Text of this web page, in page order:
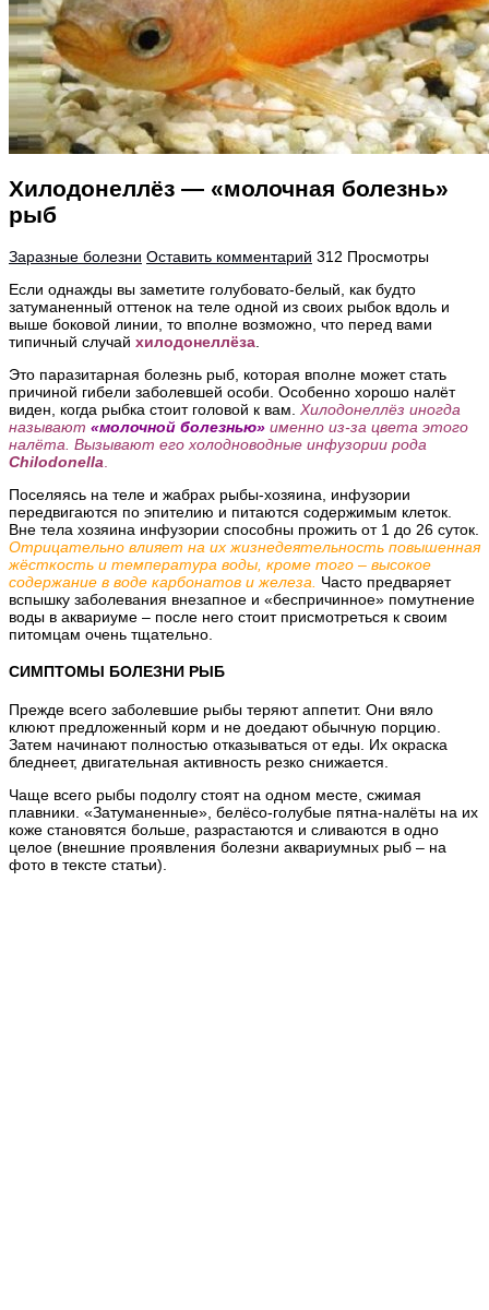
Хилодонеллёз — «молочная болезнь»
рыб
Заразные болезни Оставить комментарий 312 Просмотры
Если однажды вы заметите голубовато-белый, как будто
затуманенный оттенок на теле одной из своих рыбок вдоль и
выше боковой линии, то вполне возможно, что перед вами
типичный случай хилодонеллёза
Это паразитарная болезнь рыб, которая вполне может стать
причиной гибели заболевшей особи. Особенно хорошо налёт
виден, когда рыбка стоит головой к вам. Хилодонеллёз иногда
называют «молочной болезнью» именно из-за цвета этого
налёта. Вызывают его холодноводные инфузории рода
Chilodonella
Поселяясь на теле и жабрах рыбы-хозяина, инфузории
передвигаются по эпителию и питаются содержимым клеток.
Вне тела хозяина инфузории способны прожить от 1 до 26 суток.
Отрицательно влияет на их жизнедеятельность повышенная
жёсткость и температура воды, кроме того – высокое
содержание в воде карбонатов и железа.
Часто предваряет
вспышку заболевания внезапное и «беспричинное» помутнение
воды в аквариуме – после него стоит присмотреться к своим
питомцам очень тщательно.
СИМПТОМЫ БОЛЕЗНИ РЫБ
Прежде всего заболевшие рыбы теряют аппетит. Они вяло
клюют предложенный корм и не доедают обычную порцию.
Затем начинают полностью отказываться от еды. Их окраска
бледнеет, двигательная активность резко снижается.
Чаще всего рыбы подолгу стоят на одном месте, сжимая
плавники . «Затуманенные», белёсо-голубые пятна-налёты на их
коже становятся больше, разрастаются и сливаются в одно
целое (внешние проявления болезни аквариумных рыб – на
фото в тексте статьи).